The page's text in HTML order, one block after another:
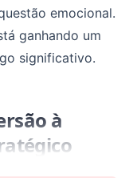
emocional.
ganhando um
significativo.
à